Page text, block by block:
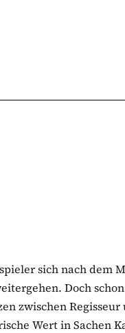
sich nach dem
Doch
zwischen
Wert in Sachen